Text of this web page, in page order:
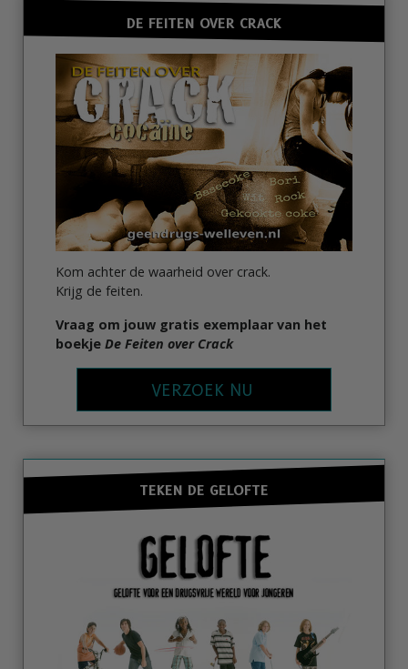
DE FEITEN OVER CRACK
Kom achter de waarheid over crack.
Krijg de feiten.
Vraag om jouw gratis exemplaar van het
boekje De Feiten over Crack
VERZOEK NU
TEKEN DE GELOFTE